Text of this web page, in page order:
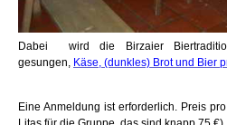
Dabei wird die Birzaier
gesungen, Käse, (dunkles) Brot und Bier
Eine Anmeldung ist erforderlich. Preis